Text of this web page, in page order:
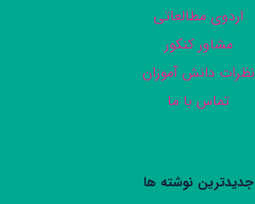
اردوی مطالعاتی
مشاور کنکور
نظرات دانش آموزان
تماس با ما
جدیدترین نوشته ها